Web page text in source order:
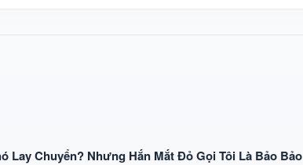
Lay Chuyển? Nhưng Hắn Mắt Đỏ Gọi Tôi Là Bảo Bảo